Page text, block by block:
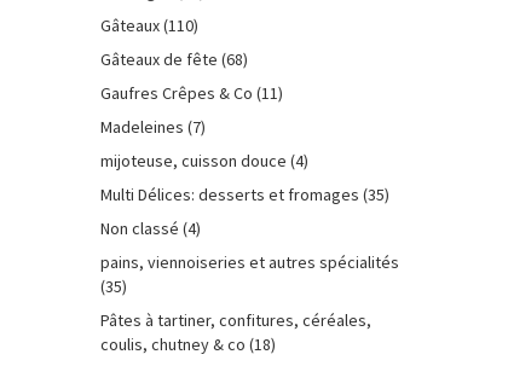
Gâteaux(110)
Gâteaux de fête (68)
Gaufres Crêpes & Co (11)
Madeleines (7)
mijoteuse, cuisson douce (4)
Multi Délices: desserts et fromages (35)
Non classé (4)
pains, viennoiseries et autres spécialités
(35)
Pâtes à tartiner, confitures, céréales,
coulis, chutney & co (18)